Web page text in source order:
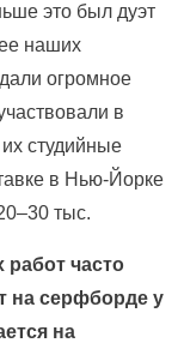
это был дуэт
наших
огромное
в
студийные
в Нью-Йорке
тыс.
часто
на серфборде у
на